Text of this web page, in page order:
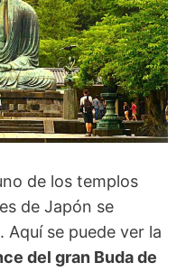
de los templos
de Japón se
Aquí se puede ver la
del gran Buda de